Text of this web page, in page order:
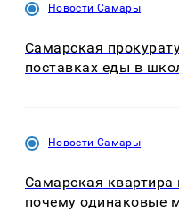
Новости Самары
Самарская
поставках еды в
Новости Самары
Самарская квартира
почему одинаковые